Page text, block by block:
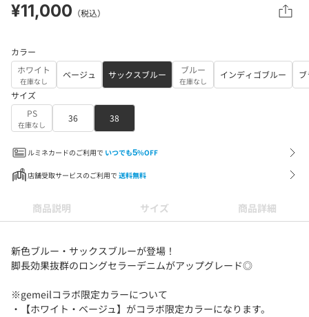
¥11,000 （税込）
カラー
ホワイト
在庫なし
ベージュ サックスブルー ブルー
在庫なし
インディゴブルー
サイズ
PS
在庫なし
36 38
ルミネカードのご利用で いつでも5%OFF
店舗受取サービスのご利用で 送料無料
商品説明 サイズ 商品詳細
新色ブルー・サックスブルーが登場！
脚長効果抜群のロングセラーデニムがアップグレード◎
※gemeilコラボ限定カラーについて
・【ホワイト・ベージュ】がコラボ限定カラーになります。